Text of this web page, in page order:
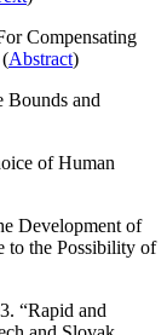
Compensating
Abstract)
Bounds and
of Human
Development of
to the Possibility of
“Rapid and